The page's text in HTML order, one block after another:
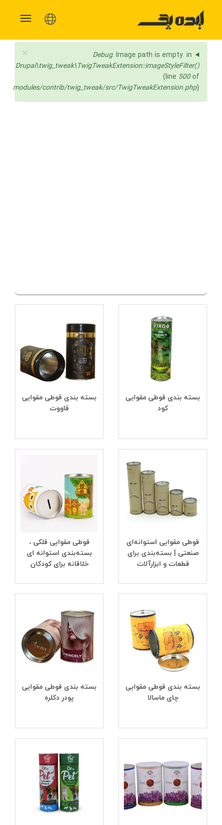
× پیغام وضعیت Debug: Image path is empty. in
Drupal\twig_tweak\TwigTweakExtension::imageStyleFilter()
(line 500of
modules/contrib/twig_tweak/src/TwigTweakExtension.php).
بسته بندی قوطی مقوایی
کود
بسته بندی قوطی مقوایی
قاووت
قوطی مقوایی استوانه‌ای
صنعتی | بسته‌بندی برای
قطعات و ابزارآلات
قوطی مقوایی قلکی ،
بسته‌بندی استوانه ای
خلاقانه برای کودکان
بسته بندی قوطی مقوایی
چای ماسالا
بسته بندی قوطی مقوایی
پودر دکلره